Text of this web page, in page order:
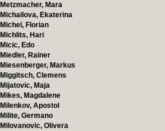
Metzmacher, Mara
Michailova, Ekaterina
Michel, Florian
Michlits, Hari
Micic, Edo
Miedler, Rainer
Miesenberger, Markus
Miggitsch, Clemens
Mijatovic, Maja
Mikes, Magdalene
Milenkov, Apostol
Milite, Germano
Milovanovic, Olivera